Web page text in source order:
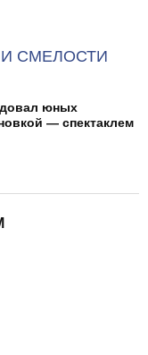
СМЕЛОСТИ
юных
— спектаклем